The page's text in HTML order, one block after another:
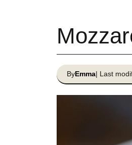
ByEmma| Last